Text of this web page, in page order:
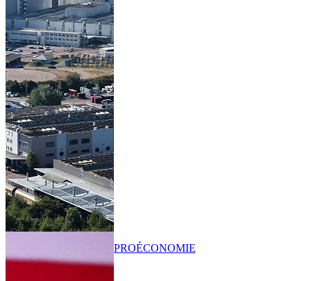
PROÉCONOMIE